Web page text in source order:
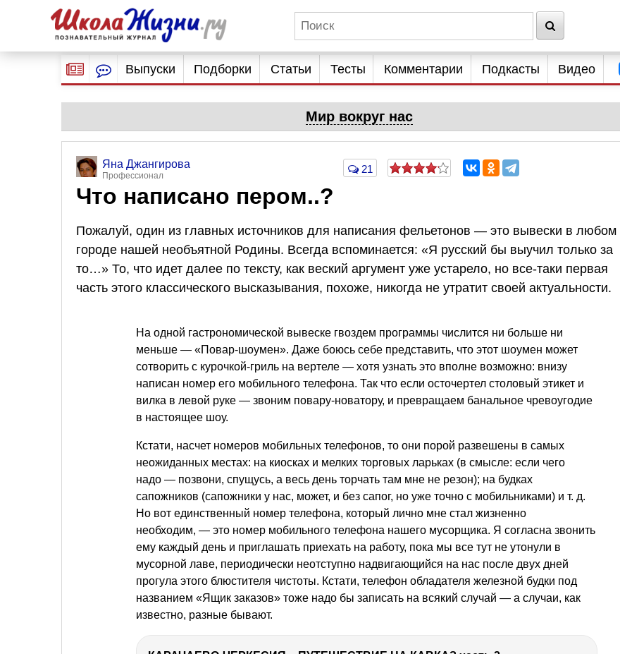
Выпуски Подборки Статьи Тесты Комментарии Подкасты Видео
Мир вокруг нас
Яна Джангирова
Профессионал
21
Что написано пером..?
Пожалуй, один из главных источников для написания фельетонов — это вывески в любом
городе нашей необъятной Родины. Всегда вспоминается: «Я русский бы выучил только за
то…» То, что идет далее по тексту, как веский аргумент уже устарело, но все-таки первая
часть этого классического высказывания, похоже, никогда не утратит своей актуальности.
На одной гастрономической вывеске гвоздем программы числится ни больше ни
меньше — «Повар-шоумен». Даже боюсь себе представить, что этот шоумен может
сотворить с курочкой-гриль на вертеле — хотя узнать это вполне возможно: внизу
написан номер его мобильного телефона. Так что если осточертел столовый этикет и
вилка в левой руке — звоним повару-новатору, и превращаем банальное чревоугодие
в настоящее шоу.
Кстати, насчет номеров мобильных телефонов, то они порой развешены в самых
неожиданных местах: на киосках и мелких торговых ларьках (в смысле: если чего
надо — позвони, спущусь, а весь день торчать там мне не резон); на будках
сапожников (сапожники у нас, может, и без сапог, но уже точно с мобильниками) и т. д.
Но вот единственный номер телефона, который лично мне стал жизненно
необходим, — это номер мобильного телефона нашего мусорщика. Я согласна звонить
ему каждый день и приглашать приехать на работу, пока мы все тут не утонули в
мусорной лаве, периодически неотступно надвигающийся на нас после двух дней
прогула этого блюстителя чистоты. Кстати, телефон обладателя железной будки под
названием «Ящик заказов» тоже надо бы записать на всякий случай — а случаи, как
известно, разные бывают.